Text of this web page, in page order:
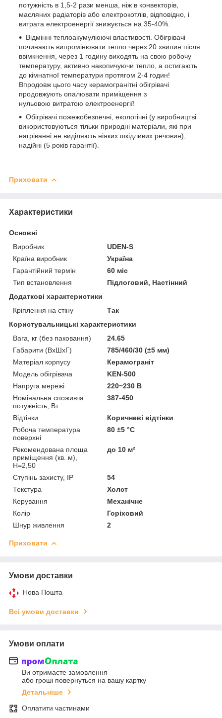
потужність в 1,5-2 рази менша, ніж в конвекторів,
масляних радіаторів або електрокотлів, відповідно, і
витрата електроенергії знижується на 35-40%.
Відмінні теплоакумулюючі властивості. Обігрівачі
починають випромінювати тепло через 20 хвилин після
ввімкнення, через 1 годину виходять на свою робочу
температуру, активно накопичуючи тепло, а остигають
до кімнатної температури протягом 2-4 годин!
Впродовж цього часу керамогранітні обігрівачі
продовжують опалювати приміщення з
нульовою витратою електроенергії!
Обігрівачі пожежобезпечні, екологічні (у виробництві
використовуються тільки природні матеріали, які при
нагріванні не виділяють ніяких шкідливих речовин),
надійні (5 років гарантії).
Приховати
Характеристики
Основні
Виробник
UDEN-S
Країна виробник
Україна
Гарантійний термін
60 міс
Тип встановлення
Підлоговий, Настінний
Додаткові характеристики
Кріплення на стіну
Так
Користувальницькі характеристики
Вага, кг (без паковання)
24.65
Габарити (ВхШхГ)
785/460/30 (±5 мм)
Матеріал корпусу
Керамограніт
Модель обігрівача
KEN-500
Напруга мережі
220~230 В
Номінальна споживча
потужність, Вт
387-450
Відтінки
Коричневі відтінки
Робоча температура
поверхні
80 ±5 °С
Рекомендована площа
приміщення (кв. м),
H=2,50
до 10 м²
Ступінь захисту, IP
54
Текстура
Холст
Керування
Механічне
Колір
Горіховий
Шнур живлення
2
Приховати
Умови доставки
Нова Пошта
Всі умови доставки
Умови оплати
Ви отримаєте замовлення
або гроші повернуться на вашу картку
Детальніше
Оплатити частинами